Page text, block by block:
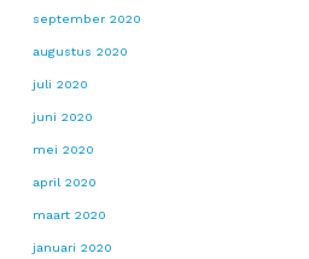
september 2020
augustus 2020
juli 2020
juni 2020
mei 2020
april 2020
maart 2020
januari 2020